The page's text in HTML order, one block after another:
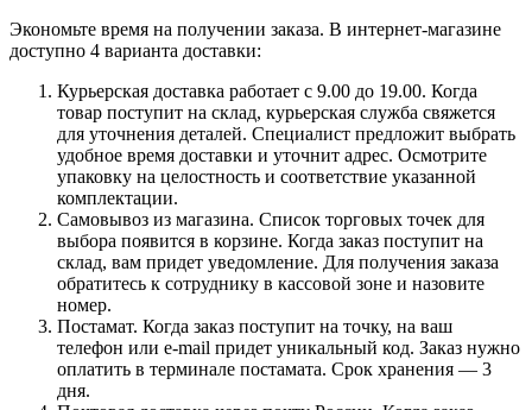
Экономьте время на получении заказа. В интернет-магазине
доступно 4 варианта доставки:
Курьерская доставка работает с 9.00 до 19.00. Когда
товар поступит на склад, курьерская служба свяжется
для уточнения деталей. Специалист предложит выбрать
удобное время доставки и уточнит адрес. Осмотрите
упаковку на целостность и соответствие указанной
комплектации.
Самовывоз из магазина. Список торговых точек для
выбора появится в корзине. Когда заказ поступит на
склад, вам придет уведомление. Для получения заказа
обратитесь к сотруднику в кассовой зоне и назовите
номер.
Постамат. Когда заказ поступит на точку, на ваш
телефон или e-mail придет уникальный код. Заказ нужно
оплатить в терминале постамата. Срок хранения — 3
дня.